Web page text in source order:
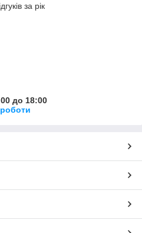
за рік
до 18:00